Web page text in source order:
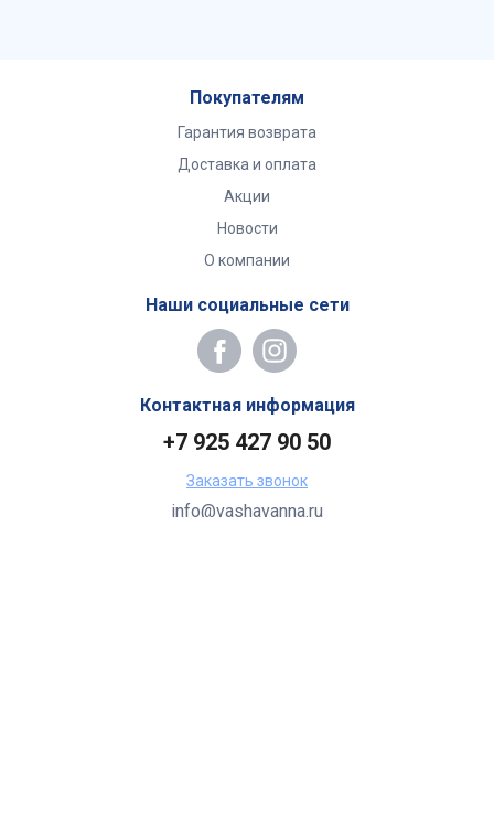
Покупателям
Гарантия возврата
Доставка и оплата
Акции
Новости
О компании
Наши социальные сети
Контактная информация
+7 925 427 90 50
Заказать звонок
info@vashavanna.ru